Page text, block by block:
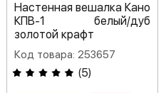
Настенная вешалка Кано
КПВ-1 белый/дуб
золотой крафт
Код товара: 253657
(5)